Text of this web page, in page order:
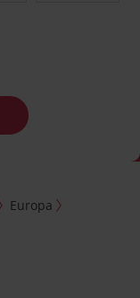
Europa